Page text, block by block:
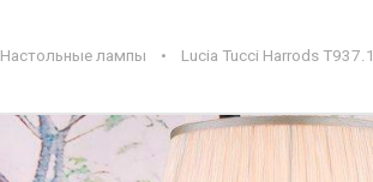
Настольные лампы • Lucia Tucci Harrods T937.1